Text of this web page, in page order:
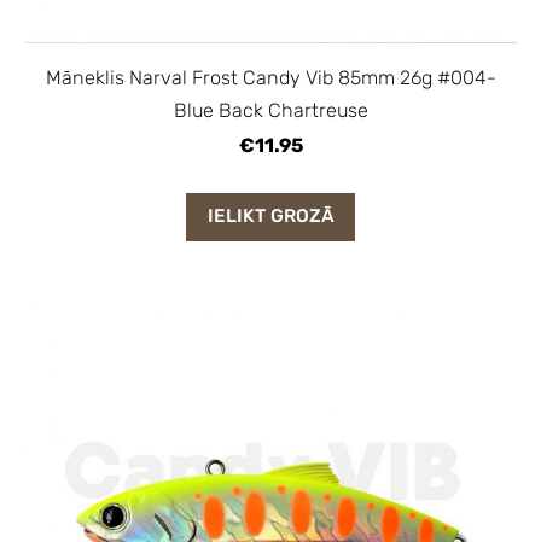
Māneklis Narval Frost Candy Vib 85mm 26g #004-
Blue Back Chartreuse
€11.95
IELIKT GROZĀ